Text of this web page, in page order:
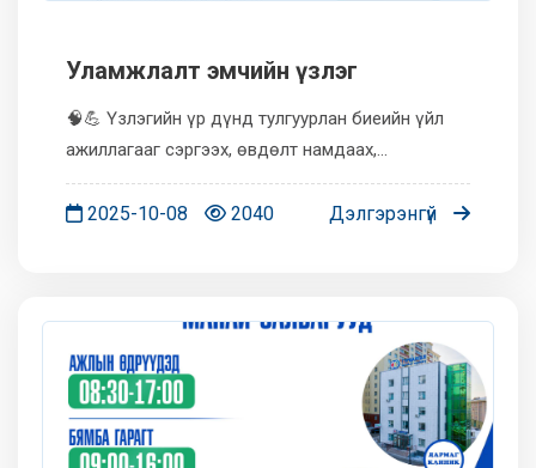
Уламжлалт эмчийн үзлэг
🧠💪 Үзлэгийн үр дүнд тулгуурлан биеийн үйл
ажиллагааг сэргээх, өвдөлт намдаах,
хөдөлгөөний хязгаарлалтыг багасгах зорилго
бүхий сэргээн засах эмчилгээний цогц багцыг
2025-10-08 2040 Дэлгэрэнгүй